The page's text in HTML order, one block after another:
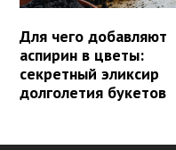
Для чего добавляют
аспирин в цветы:
секретный эликсир
долголетия букетов